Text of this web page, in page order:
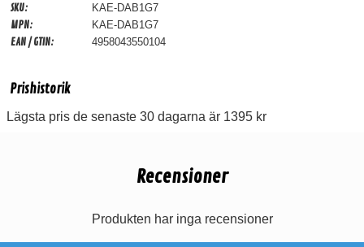
SKU: KAE-DAB1G7
MPN: KAE-DAB1G7
EAN / GTIN: 4958043550104
Prishistorik
Lägsta pris de senaste 30 dagarna är 1395 kr
Recensioner
Produkten har inga recensioner